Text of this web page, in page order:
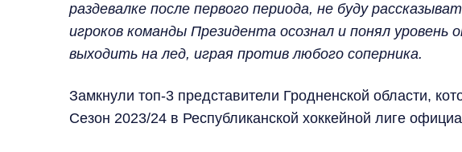
раздевалке после первого периода, не буду
игроков команды Президента осознал и понял
выходить на лед, играя против любого соперника.
Замкнули топ-3 представители Гродненской области,
Сезон 2023/24 в Республиканской хоккейной лиге